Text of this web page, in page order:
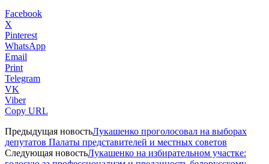
Facebook
X
Pinterest
WhatsApp
Email
Print
Telegram
VK
Viber
Copy URL
Предыдущая новостьЛукашенко проголосовал на выборах
депутатов Палаты представителей и местных советов
Следующая новостьЛукашенко на избирательном участке: